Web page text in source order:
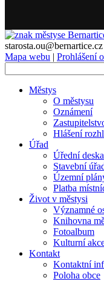
starosta.ou@bernartice.cz
Mapa webu | Prohlášení
Městys
O městysu
Oznámení
Hlášení
Úřad
Úřední deska
Stavební
Územní
Platba
Život v městysi
Významné
Knihovna
Fotoalbum
Kulturní
Kontakt
Kontaktní
Poloha obce